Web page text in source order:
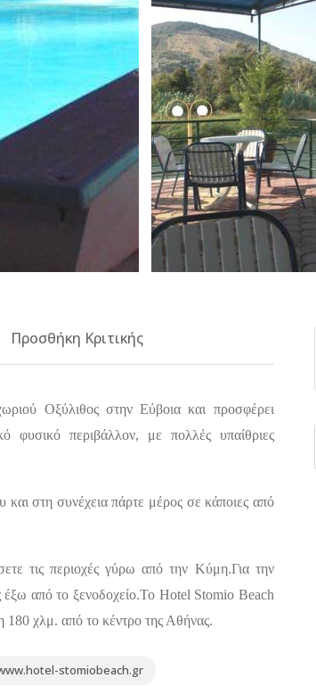
Προσθήκη Κριτικής
Οξύλιθος στην Εύβοια και προσφέρει
φυσικό περιβάλλον, με πολλές υπαίθριες
και στη συνέχεια πάρτε μέρος σε κάποιες από
τις περιοχές γύρω από την Κύμη.Για την
από το ξενοδοχείο.Το Hotel Stomio Beach
180 χλμ. από το κέντρο της Αθήνας.
stomiobeach.gr